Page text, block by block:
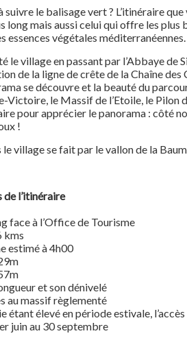
suivre le balisage vert ? L’itinéraire
long mais aussi celui qui offre les
essences végétales méditerranéennes.
le village en passant par l’Abbaye de
de la ligne de crête de la Chaîne des
se découvre et la beauté du
Victoire, le Massif de l’Etoile, le Pilon
pour apprécier le panorama : côté
!
le village se fait par le vallon de la
l’itinéraire
face à l’Office de Tourisme
kms
estimé à 4h00
et son dénivelé
au massif règlementé
étant élevé en période estivale,
juin au 30 septembre